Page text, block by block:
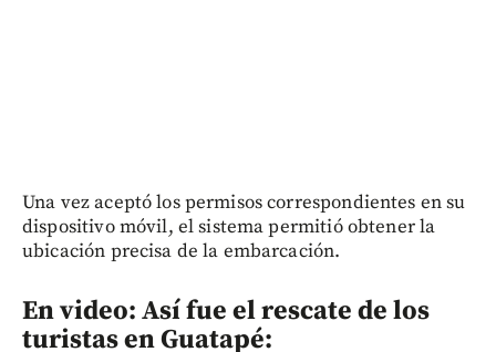
Una vez aceptó los permisos correspondientes en su
dispositivo móvil, el sistema permitió obtener la
ubicación precisa de la embarcación.
En video: Así fue el rescate de los
turistas en Guatapé: